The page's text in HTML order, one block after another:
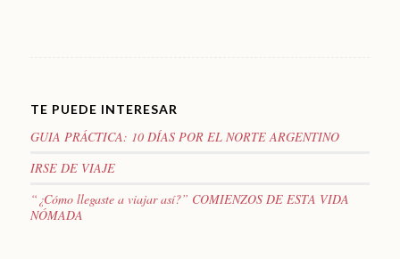
TE PUEDE INTERESAR
GUIA PRÁCTICA: 10 DÍAS POR EL NORTE ARGENTINO
IRSE DE VIAJE
“¿Cómo llegaste a viajar así?” COMIENZOS DE ESTA VIDA
NÓMADA